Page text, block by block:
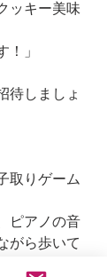
ッキー美味
！」
待しましょ
取りゲーム
ピアノの音
がら歩いて